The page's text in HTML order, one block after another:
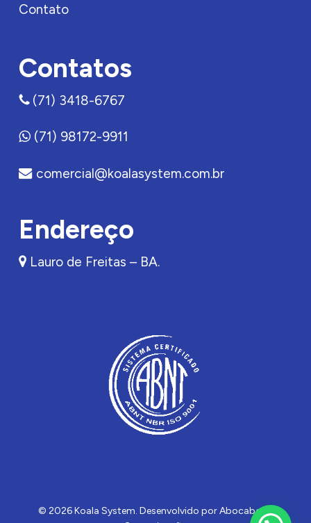
Contato
Contatos
(71) 3418-6767
(71) 98172-9911
comercial@koalasystem.com.br
Endereço
Lauro de Freitas – BA.
© 2026 Koala System. Desenvolvido porAbocaboca